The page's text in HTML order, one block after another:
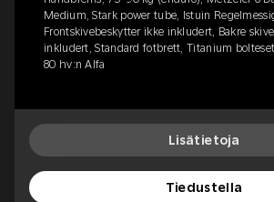
Medium, Stark power tube, Istuin
Frontskivebeskytter ikke inkludert, Bakre
inkludert, Standard fotbrett, Titanium
80 hv:n Alfa
Lisätietoja
Tiedustella